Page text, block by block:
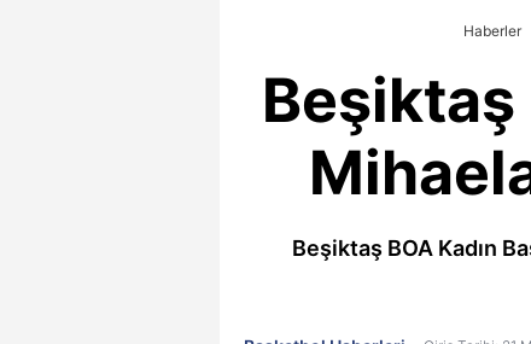
Haberler
Beşiktaş
Beşiktaş BOA Kadın